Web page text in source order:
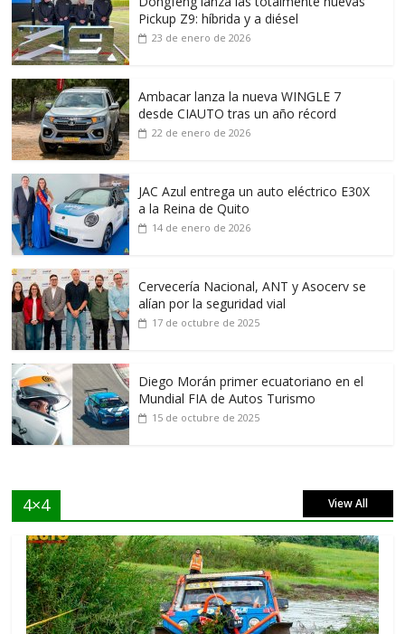
Pickup Z9: híbrida y a diésel
23 de enero de 2026
Ambacar lanza la nueva WINGLE 7
desde CIAUTO tras un año récord
22 de enero de 2026
JAC Azul entrega un auto eléctrico E30X
a la Reina de Quito
14 de enero de 2026
Cervecería Nacional, ANT y Asocerv se
alían por la seguridad vial
17 de octubre de 2025
Diego Morán primer ecuatoriano en el
Mundial FIA de Autos Turismo
15 de octubre de 2025
4×4 View All